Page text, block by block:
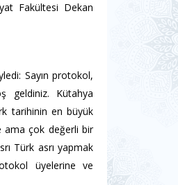
Fakültesi Dekan
Sayın protokol,
geldiniz. Kütahya
tarihinin en büyük
ama çok değerli bir
Türk asrı yapmak
üyelerine ve